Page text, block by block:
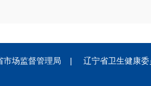
市场监督管理局 | 辽宁省卫生健康委